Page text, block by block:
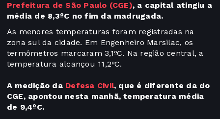
Prefeitura de São Paulo (CGE), a capital atingiu a
média de 8,3ºC no fim da madrugada.
As menores temperaturas foram registradas na
zona sul da cidade. Em Engenheiro Marsilac, os
termômetros marcaram 3,1ºC. Na região central, a
temperatura alcançou 11,2ºC.
A medição da Defesa Civil, que é diferente da do
CGE, apontou nesta manhã, temperatura média
de 9,4ºC.